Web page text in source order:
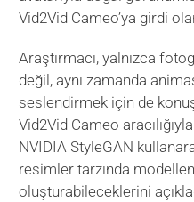
Vid2Vid Cameo’ya girdi
Araştırmacı, yalnızca
değil, aynı zamanda
seslendirmek için de
Vid2Vid Cameo
NVIDIA StyleGAN
resimler tarzında
oluşturabileceklerini